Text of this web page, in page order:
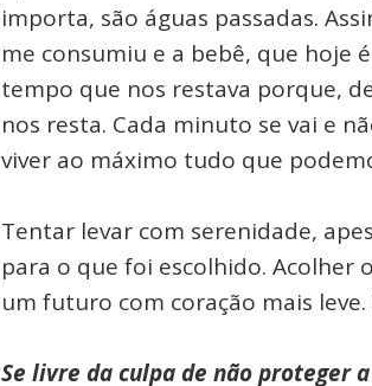
importa, são águas passadas.
me consumiu e a bebê, que hoje
tempo que nos restava porque,
nos resta. Cada minuto se vai e
viver ao máximo tudo que
Tentar levar com serenidade,
para o que foi escolhido. Acolher
um futuro com coração mais
Se livre da culpa de não proteger